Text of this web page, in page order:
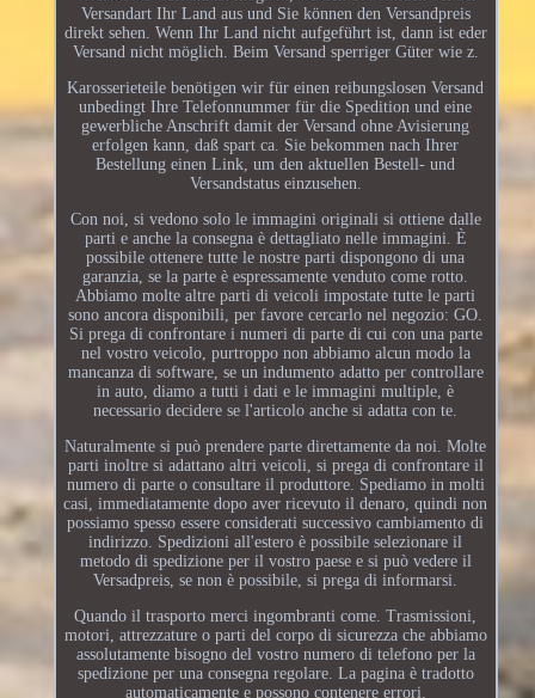
Versandart Ihr Land aus und Sie können den Versandpreis
direkt sehen. Wenn Ihr Land nicht aufgeführt ist, dann ist eder
Versand nicht möglich. Beim Versand sperriger Güter wie z.
Karosserieteile benötigen wir für einen reibungslosen Versand
unbedingt Ihre Telefonnummer für die Spedition und eine
gewerbliche Anschrift damit der Versand ohne Avisierung
erfolgen kann, daß spart ca. Sie bekommen nach Ihrer
Bestellung einen Link, um den aktuellen Bestell- und
Versandstatus einzusehen.
Con noi, si vedono solo le immagini originali si ottiene dalle
parti e anche la consegna è dettagliato nelle immagini. È
possibile ottenere tutte le nostre parti dispongono di una
garanzia, se la parte è espressamente venduto come rotto.
Abbiamo molte altre parti di veicoli impostate tutte le parti
sono ancora disponibili, per favore cercarlo nel negozio: GO.
Si prega di confrontare i numeri di parte di cui con una parte
nel vostro veicolo, purtroppo non abbiamo alcun modo la
mancanza di software, se un indumento adatto per controllare
in auto, diamo a tutti i dati e le immagini multiple, è
necessario decidere se l'articolo anche si adatta con te.
Naturalmente si può prendere parte direttamente da noi. Molte
parti inoltre si adattano altri veicoli, si prega di confrontare il
numero di parte o consultare il produttore. Spediamo in molti
casi, immediatamente dopo aver ricevuto il denaro, quindi non
possiamo spesso essere considerati successivo cambiamento di
indirizzo. Spedizioni all'estero è possibile selezionare il
metodo di spedizione per il vostro paese e si può vedere il
Versadpreis, se non è possibile, si prega di informarsi.
Quando il trasporto merci ingombranti come. Trasmissioni,
motori, attrezzature o parti del corpo di sicurezza che abbiamo
assolutamente bisogno del vostro numero di telefono per la
spedizione per una consegna regolare. La pagina è tradotto
automaticamente e possono contenere errori.